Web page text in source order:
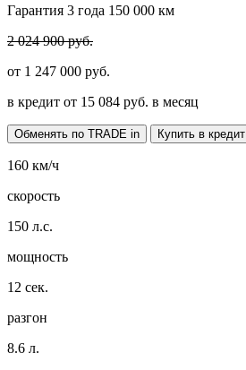
Гарантия 3 года 150 000 км
2 024 900 руб.
от 1 247 000 руб.
в кредит от 15 084 руб. в месяц
Обменять по TRADE in Купить в кредит
160 км/ч
скорость
150 л.с.
мощность
12 сек.
разгон
8.6 л.